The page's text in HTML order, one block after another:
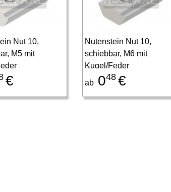
Nut 10,
M5 mit
€
Nutenstein Nut 10,
schiebbar, M6 mit
Kugel/Feder
ab 048 €